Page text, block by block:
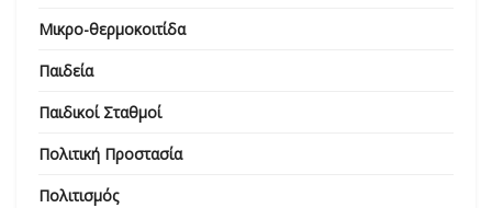
Μικρο-θερμοκοιτίδα
Παιδεία
Παιδικοί Σταθμοί
Πολιτική Προστασία
Πολιτισμός